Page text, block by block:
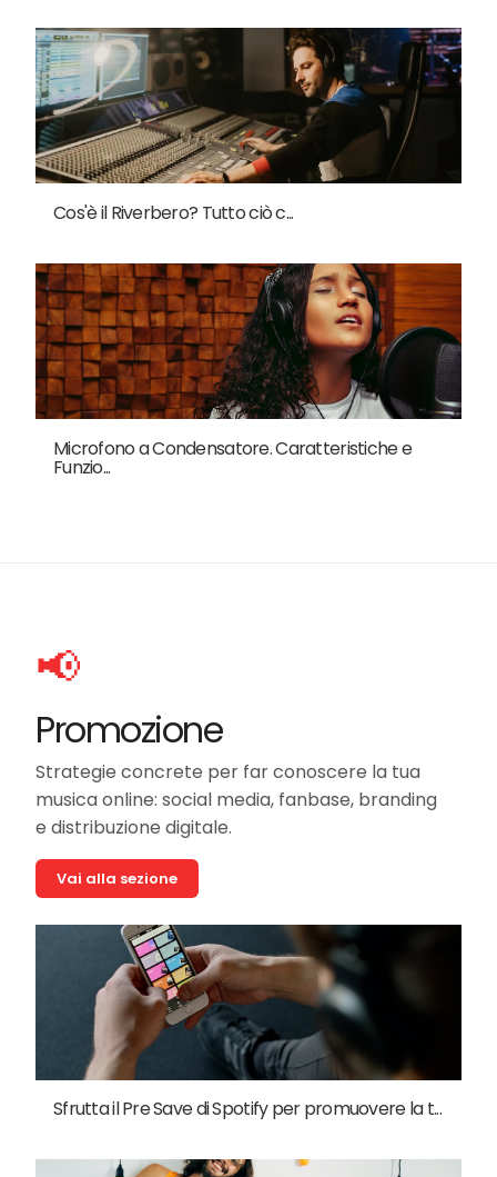
Cos'è il Riverbero? Tutto ciò c...
Microfono a Condensatore. Caratteristiche e
Funzio...
📢
Promozione
Strategie concrete per far conoscere la tua
musica online: social media, fanbase, branding
e distribuzione digitale.
Vai alla sezione
Sfrutta il Pre Save di Spotify per promuovere la t...